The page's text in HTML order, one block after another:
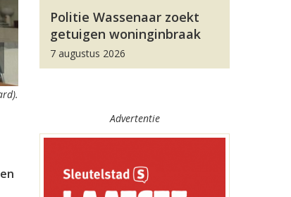
Politie Wassenaar zoekt
getuigen woninginbraak
7 augustus 2026
Advertentie